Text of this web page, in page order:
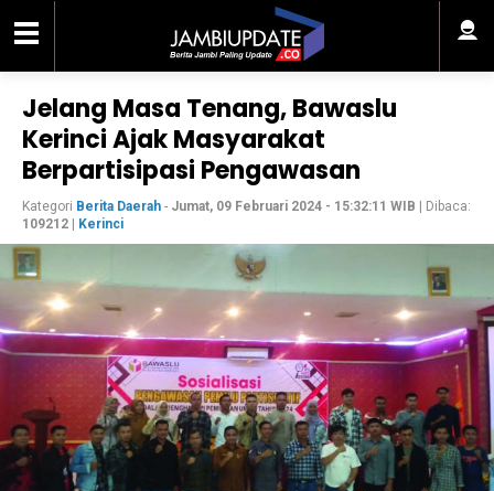
Jelang Masa Tenang, Bawaslu
Kerinci Ajak Masyarakat
Berpartisipasi Pengawasan
Kategori Berita Daerah - Jumat, 09 Februari 2024 - 15:32:11 WIB | Dibaca:
109212
Kerinci